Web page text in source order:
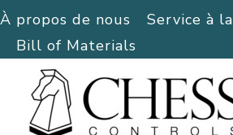
À propos de nous Service à
Bill of Materials